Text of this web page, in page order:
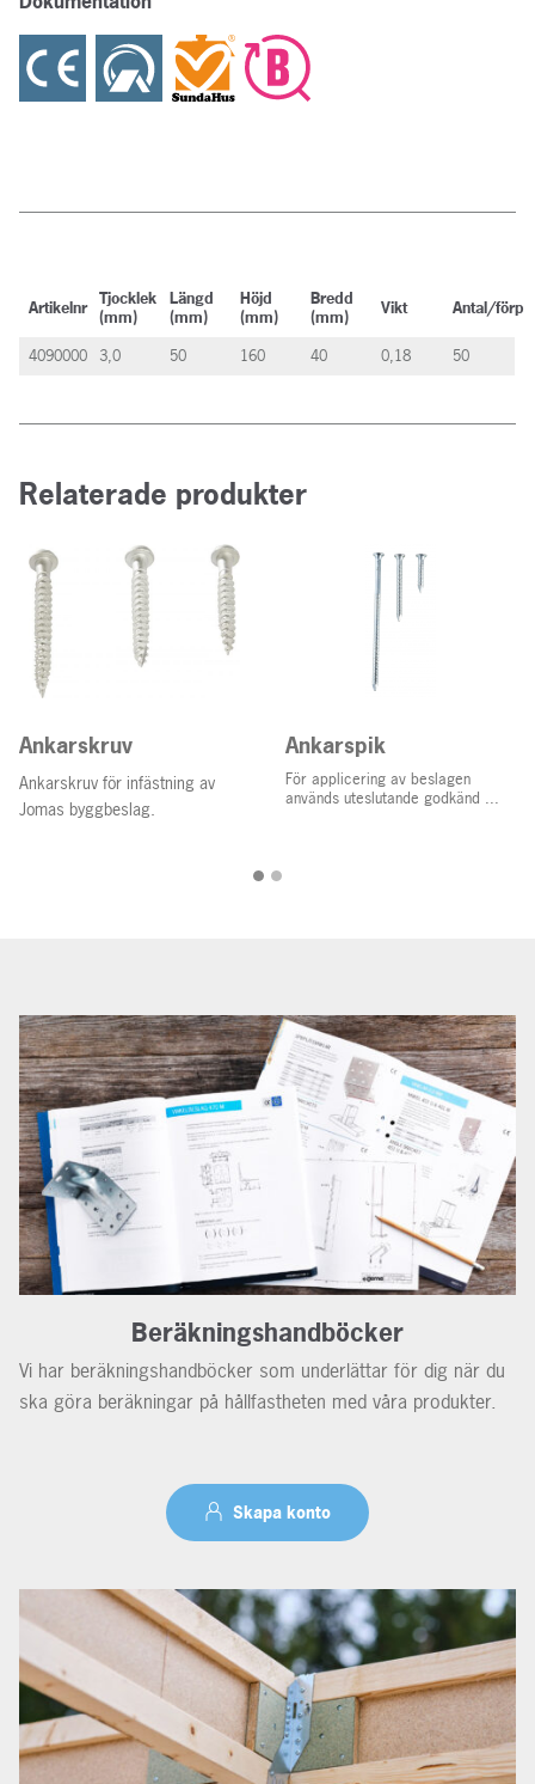
Artikelnr Tjocklek
(mm)
Längd
(mm)
Höjd
(mm)
Bredd
(mm)
Vikt Antal/förp
4090000 3,0 50 160 40 0,18 50
Relaterade produkter
Ankarskruv
Ankarskruv för infästning av
Jomas byggbeslag.
Ankarspik
För applicering av beslagen
används uteslutande godkänd ...
Beräkningshandböcker
Vi har beräkningshandböcker som underlättar för dig när du
ska göra beräkningar på hållfastheten med våra produkter.
Skapa konto